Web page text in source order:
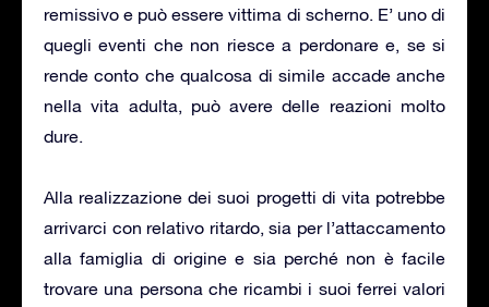
remissivo e può essere vittima di scherno. E’ uno di
quegli eventi che non riesce a perdonare e, se si
rende conto che qualcosa di simile accade anche
nella vita adulta, può avere delle reazioni molto
dure.
Alla realizzazione dei suoi progetti di vita potrebbe
arrivarci con relativo ritardo, sia per l’attaccamento
alla famiglia di origine e sia perché non è facile
trovare una persona che ricambi i suoi ferrei valori